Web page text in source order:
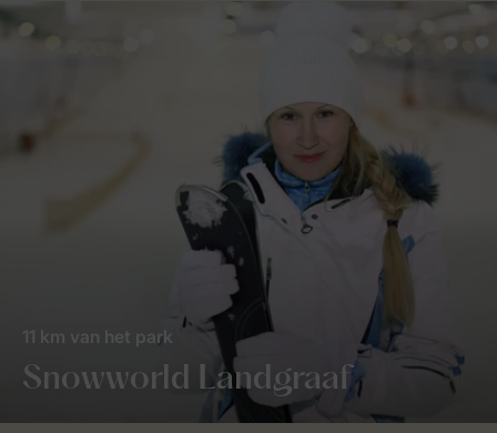
Snowworld Landgraaf
11 km van het park